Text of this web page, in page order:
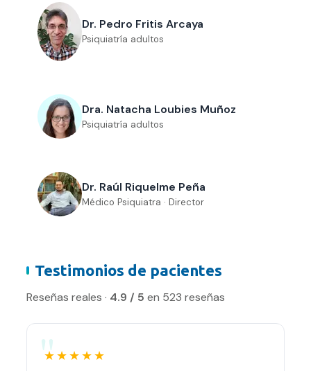
Dr. Pedro Fritis Arcaya
Psiquiatría adultos
Dra. Natacha Loubies Muñoz
Psiquiatría adultos
Dr. Raúl Riquelme Peña
Médico Psiquiatra · Director
Testimonios de pacientes
Reseñas reales · 4.9 / 5 en 523 reseñas
★★★★★